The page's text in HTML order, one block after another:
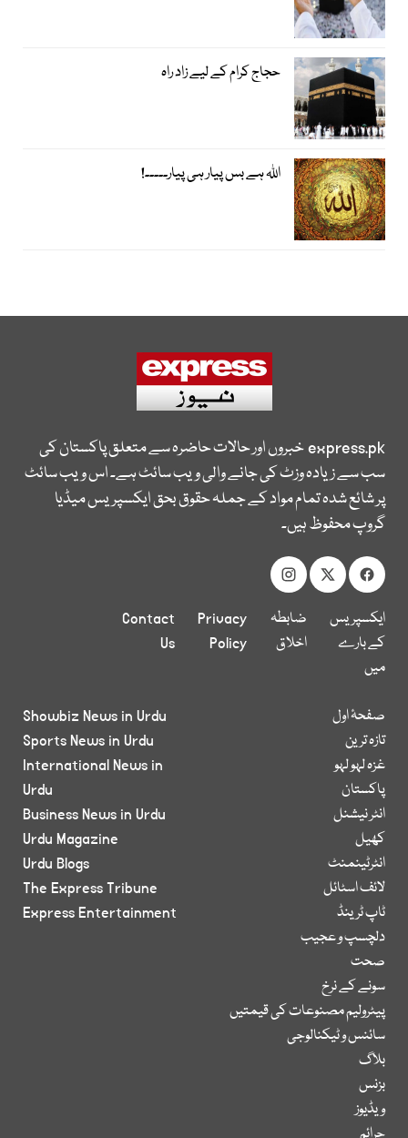
حجاج کرام کے لیے زاد راہ
اﷲ ہے بس پیار ہی پیار۔۔۔۔۔!
express.pkخبروں اور حالات حاضرہ سے متعلق پاکستان کی
سب سے زیادہ وزٹ کی جانے والی ویب سائٹ ہے۔ اس ویب سائٹ
پر شائع شدہ تمام مواد کے جملہ حقوق بحق ایکسپریس میڈیا
گروپ محفوظ ہیں۔
ایکسپریس
کے بارے
میں
ضابطہ
اخلاق
Privacy
Policy
Contact
Us
صفحۂ اول
تازہ ترین
غزہ لہو لہو
پاکستان
انٹر نیشنل
کھیل
انٹرٹینمنٹ
لائف اسٹائل
ٹاپ ٹرینڈ
دلچسپ و عجیب
صحت
سونے کے نرخ
پیٹرولیم مصنوعات کی قیمتیں
سائنس و ٹیکنالوجی
بلاگ
بزنس
ویڈیوز
Showbiz News in Urdu
Sports News in Urdu
International News in
Urdu
Business News in Urdu
Urdu Magazine
Urdu Blogs
The Express Tribune
Express Entertainment